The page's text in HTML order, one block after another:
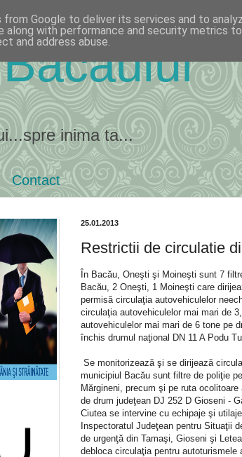
inima ta...
Contact
25.01.2013
Restrictii de circulatie
În Bacău, Oneşti şi Moineşti sunt 7
Bacău, 2 Oneşti, 1 Moineşti care
permisă circulaţia autovehiculelor
circulaţia autovehiculelor mai mari de
autovehiculelor mai mari de 6 tone pe
închis drumul naţional DN 11 A Podu
Se monitorizează şi se dirijează
municipiul Bacău sunt filtre de poliţie
Mărgineni, precum şi pe ruta
de drum judeţean DJ 252 D Gioseni -
Ciutea se intervine cu echipaje şi
Inspectoratul Judeţean pentru Situaţii
de urgenţă din Tamaşi, Gioseni şi
debloca circulaţia pentru
Google to deliver its services and to
along with performance and security metrics
and address abuse.